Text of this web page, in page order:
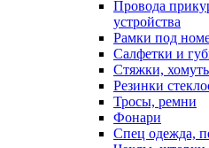
Провода
устройства
Рамки под
Салфетки и
Стяжки,
Резинки
Тросы, ремни
Фонари
Спец одежда,